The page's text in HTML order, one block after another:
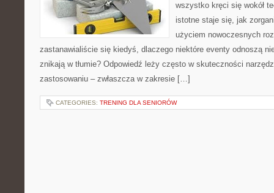
wszystko kręci się wokół
istotne staje się, jak
użyciem nowoczesnych
zastanawialiście się kiedyś, dlaczego niektóre eventy odnoszą
znikają w tłumie? Odpowiedź leży często w skuteczności
zastosowaniu – zwłaszcza w zakresie […]
CATEGORIES: TRENING DLA SENIORÓW